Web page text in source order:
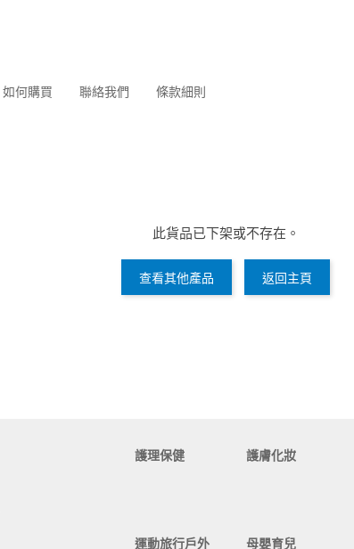
如何購買 聯絡我們 條款細則
此貨品已下架或不存在。
查看其他產品 返回主頁
護理保健 護膚化妝
運動旅行戶外 母嬰育兒